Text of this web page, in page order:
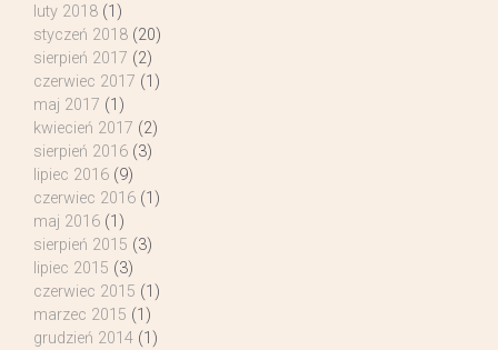
luty 2018 (1)
styczeń 2018 (20)
sierpień 2017 (2)
czerwiec 2017 (1)
maj 2017 (1)
kwiecień 2017 (2)
sierpień 2016 (3)
lipiec 2016 (9)
czerwiec 2016 (1)
maj 2016 (1)
sierpień 2015 (3)
lipiec 2015 (3)
czerwiec 2015 (1)
marzec 2015 (1)
grudzień 2014 (1)